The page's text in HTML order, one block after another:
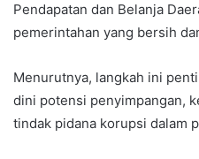
Pendapatan dan Belanja
pemerintahan yang bersih
Menurutnya, langkah ini
dini potensi penyimpangan,
tindak pidana korupsi dalam